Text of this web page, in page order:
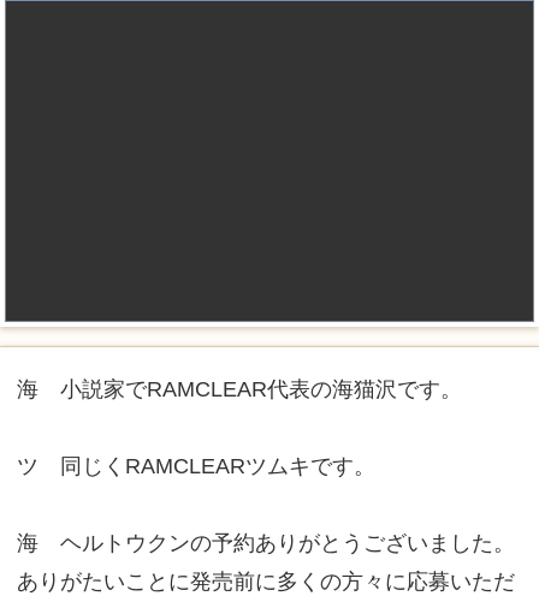
海 小説家でRAMCLEAR代表の海猫沢です。
ツ 同じくRAMCLEARツムキです。
海 ヘルトウクンの予約ありがとうございました。
ありがたいことに発売前に多くの方々に応募いただ